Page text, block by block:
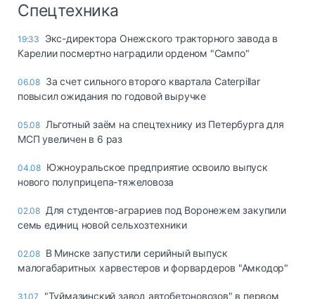
Спецтехника
19:33
Экс-директора Онежского тракторного завода в
Карелии посмертно наградили орденом "Сампо"
06.08 За счет сильного второго квартала Caterpillar
повысил ожидания по годовой выручке
05.08 Льготный заём на спецтехнику из Петербурга для
МСП увеличен в 6 раз
04.08 Южноуральское предприятие освоило выпуск
нового полуприцепа-тяжеловоза
02.08 Для студентов-аграриев под Воронежем закупили
семь единиц новой сельхозтехники
02.08 В Минске запустили серийный выпуск
малогабаритных харвестеров и форвардеров "Амкодор"
31.07
"Туймазинский завод автобетоновозов" в первом